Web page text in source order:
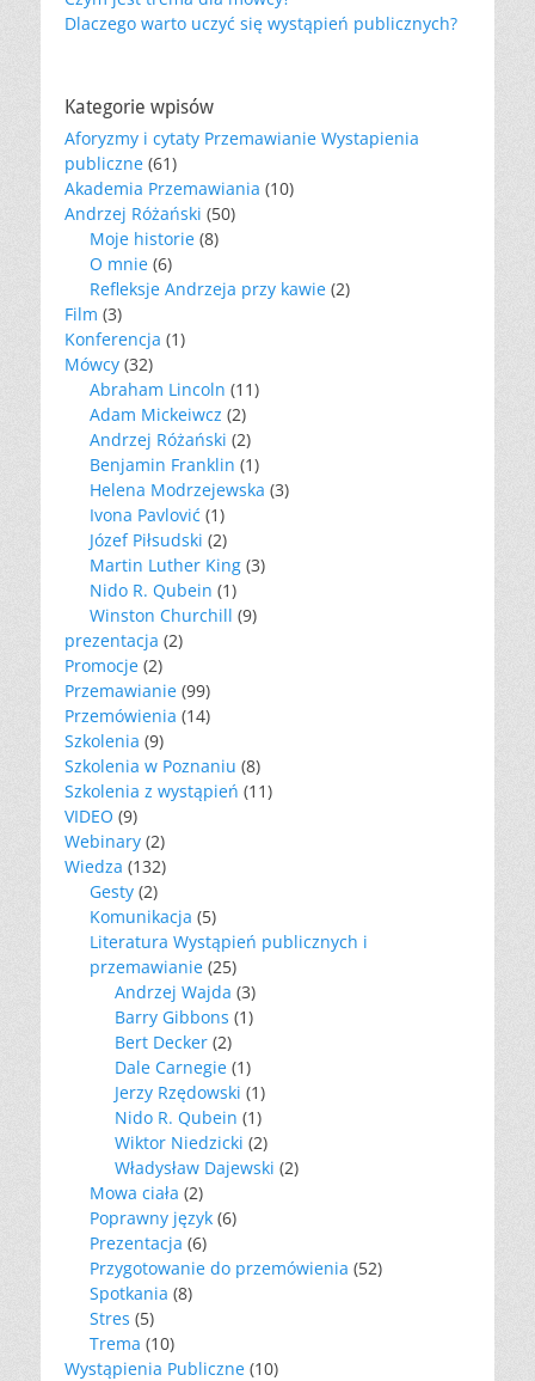
Dlaczego warto uczyć się wystąpień publicznych?
Kategorie wpisów
Aforyzmy i cytaty Przemawianie Wystapienia
publiczne (61)
Akademia Przemawiania (10)
Andrzej Różański (50)
Moje historie (8)
O mnie (6)
Refleksje Andrzeja przy kawie (2)
Film (3)
Konferencja (1)
Mówcy (32)
Abraham Lincoln (11)
Adam Mickeiwcz (2)
Andrzej Różański (2)
Benjamin Franklin (1)
Helena Modrzejewska (3)
Ivona Pavlović (1)
Józef Piłsudski (2)
Martin Luther King (3)
Nido R. Qubein (1)
Winston Churchill (9)
prezentacja (2)
Promocje (2)
Przemawianie (99)
Przemówienia (14)
Szkolenia (9)
Szkolenia w Poznaniu (8)
Szkolenia z wystąpień (11)
VIDEO (9)
Webinary (2)
Wiedza (132)
Gesty (2)
Komunikacja (5)
Literatura Wystąpień publicznych i
przemawianie (25)
Andrzej Wajda (3)
Barry Gibbons (1)
Bert Decker (2)
Dale Carnegie (1)
Jerzy Rzędowski (1)
Nido R. Qubein (1)
Wiktor Niedzicki (2)
Władysław Dajewski (2)
Mowa ciała (2)
Poprawny język (6)
Prezentacja (6)
Przygotowanie do przemówienia (52)
Spotkania (8)
Stres (5)
Trema (10)
Wystąpienia Publiczne (10)